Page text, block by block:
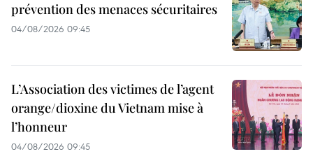
prévention des menaces sécuritaires
04/08/2026 09:45
L’Association des victimes de l’agent
orange/dioxine du Vietnam mise à
l’honneur
04/08/2026 09:45